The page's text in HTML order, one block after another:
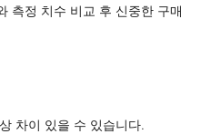
측정 치수 비교 후 신중한 구매
차이 있을 수 있습니다.